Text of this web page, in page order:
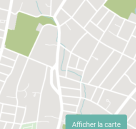
Afficher la carte